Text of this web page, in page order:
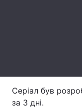
Серіал був
за 3 дні.